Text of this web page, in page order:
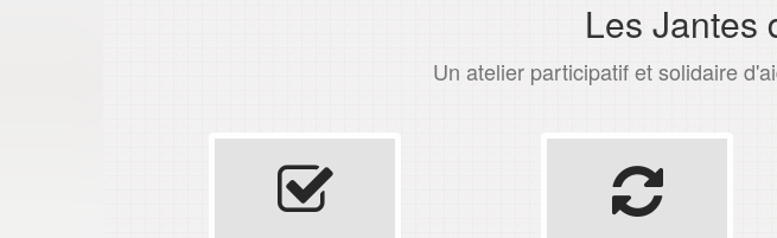
Les
Un atelier participatif et solidaire